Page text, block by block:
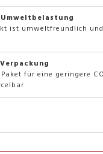
ist umweltfreundlich
für eine geringere